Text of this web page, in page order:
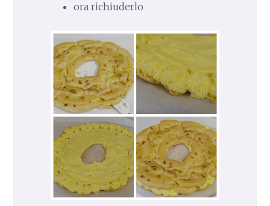
ora richiuderlo